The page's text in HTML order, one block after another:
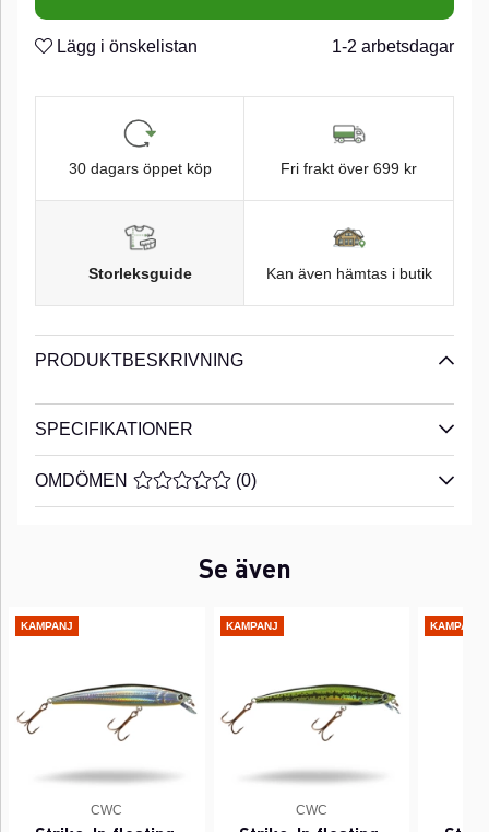
n
Storlek #6 trekrok
n
n
Flytande
Lägg i önskelistan 1-2 arbetsdagar
30 dagars öppet köp Fri frakt över 699 kr
Storleksguide Kan även hämtas i butik
PRODUKTBESKRIVNING
SPECIFIKATIONER
OMDÖMEN MEDELBETYG 0 AV 5 ANTAL BETYG 0
(0)
Se även
KAMPANJ
CWC
KAMPANJ
CWC
KAMPANJ